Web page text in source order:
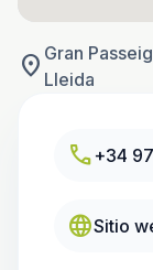
location_on Gran
Lleida
call +34
languageSitio